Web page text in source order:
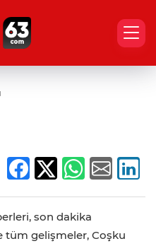
son dakika
tüm gelişmeler, Coşku